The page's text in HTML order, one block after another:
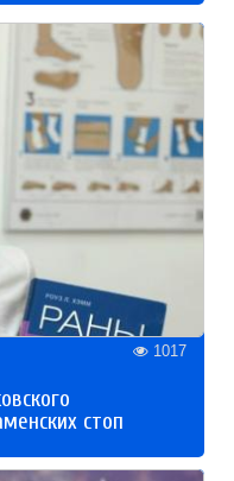
1017
стоп